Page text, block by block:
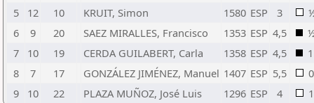
5
12 10 KRUIT, Simon 1580 ESP 3
6
9 20 SAEZ MIRALLES, Francisco 1353 ESP 4,5
7
10 19 CERDA GUILABERT, Carla 1358 ESP 4,5
1
8
7 17 GONZÁLEZ JIMÉNEZ, Manuel 1407 ESP 5,5
0
9
10 22 PLAZA MUÑOZ, José Luis 1296 ESP 4 1